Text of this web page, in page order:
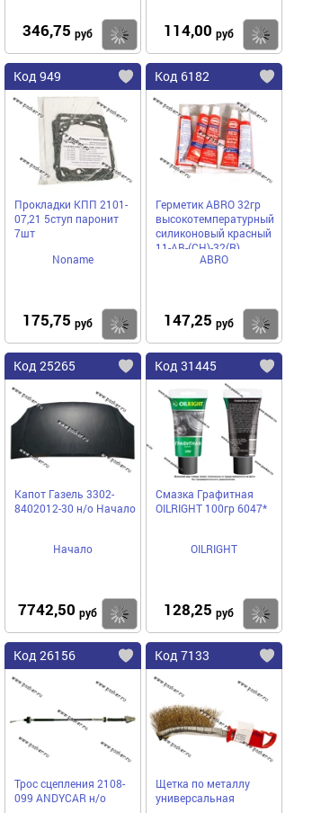
346,75 руб Купить
114,00 руб
Код 949
Прокладки КПП 2101-
07,21 5ступ паронит
7шт
Noname
175,75 руб Купить
Код 6182
Герметик ABRO 32гр
высокотемпературный
силиконовый красный
11-AB-(CH)-32(R)
ABRO
147,25 руб
Код 25265
Капот Газель 3302-
8402012-30 н/о Начало
Начало
7742,50 руб Купить
Код 31445
Смазка Графитная
ОILRIGHT 100гр 6047*
OILRIGHT
128,25 руб
Код 26156
Трос сцепления 2108-
099 ANDYСAR н/о
Код 7133
Щетка по металлу
универсальная